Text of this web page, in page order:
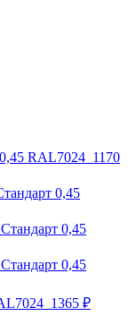
RAL7024 1170
0,45
0,45
0,45
1365 ₽